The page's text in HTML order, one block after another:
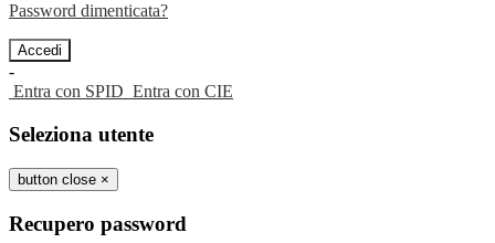
Password dimenticata?
-
Entra con SPID Entra con CIE
Seleziona utente
button close ×
Recupero password